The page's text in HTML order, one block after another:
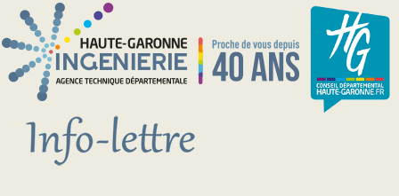
Aller au contenu principal